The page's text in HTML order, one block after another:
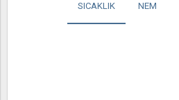
SICAKLIK NEM